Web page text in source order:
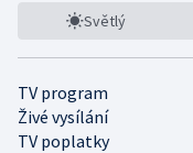
Světlý
TV program
Živé vysílání
TV poplatky